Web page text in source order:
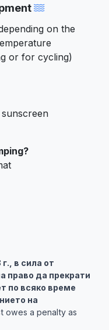
on the
or for cycling)
в сила от
право да прекрати
по всяко време
на
owes a penalty as